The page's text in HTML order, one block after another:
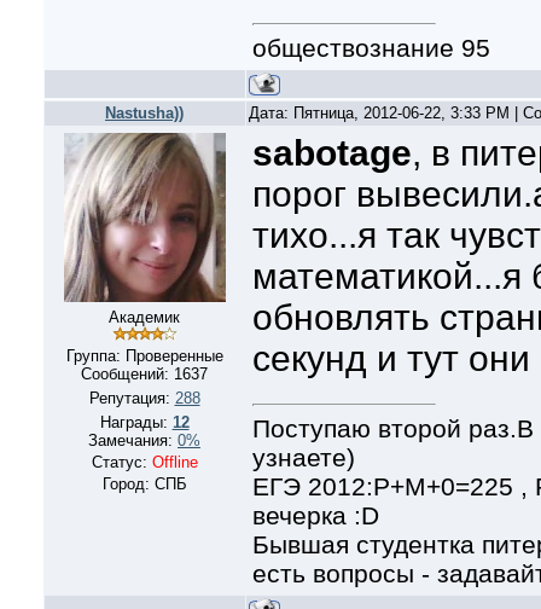
обществознание 95
Nastusha)) Дата: Пятница, 2012-06-22, 3:33 PM |
Академик
Группа: Проверенные
Сообщений: 1637
Репутация: 288
Награды: 12
Замечания: 0%
Статус: Offline
Город: СПБ
sabotage, в
порог
тихо...я так
математикой...я
обновлять
секунд и тут
Поступаю второй
узнаете)
ЕГЭ 2012:Р+М+0=225
вечерка :D
Бывшая студентка
есть вопросы -